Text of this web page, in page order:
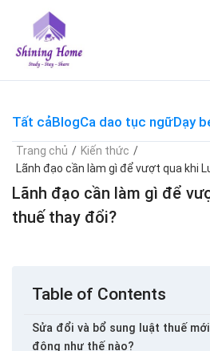
content
Tất cảBlogCa dao tục ngữDạy
Trang chủ / Kiến thức /
Lãnh đạo cần làm gì để vượt qua khi
Lãnh đạo cần làm gì để
thuế thay đổi?
Table of Contents
Sửa đổi và bổ sung luật thuế
động như thế nào?